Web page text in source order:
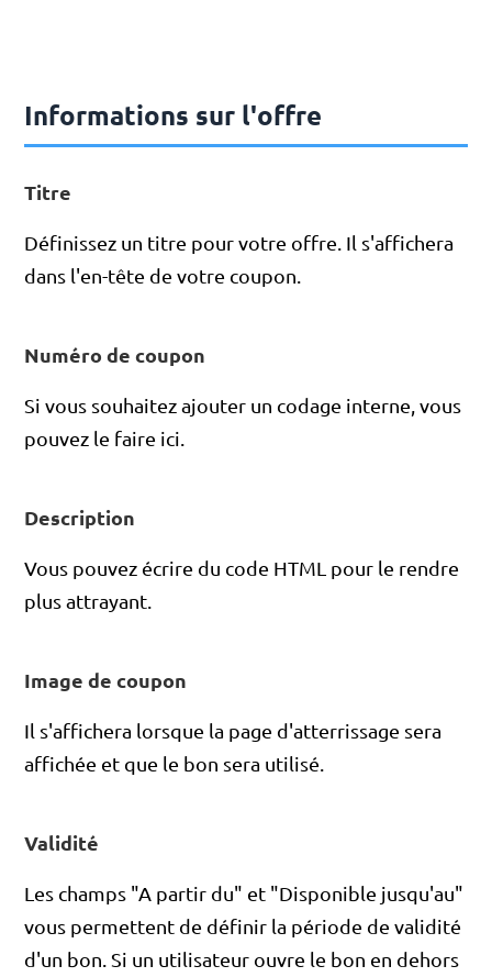
Informations sur l'offre
Titre
Définissez un titre pour votre offre. Il s'affichera
dans l'en-tête de votre coupon.
Numéro de coupon
Si vous souhaitez ajouter un codage interne, vous
pouvez le faire ici.
Description
Vous pouvez écrire du code HTML pour le rendre
plus attrayant.
Image de coupon
Il s'affichera lorsque la page d'atterrissage sera
affichée et que le bon sera utilisé.
Validité
Les champs "A partir du" et "Disponible jusqu'au"
vous permettent de définir la période de validité
d'un bon. Si un utilisateur ouvre le bon en dehors